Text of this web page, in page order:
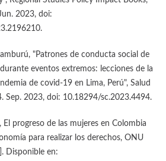
2023, doi:
"Patrones de conducta social de
eventos extremos: lecciones de la
de covid-19 en Lima, Perú", Salud
Sep. 2023, doi: 10.18294/sc.2023.4494.
progreso de las mujeres en Colombia
para realizar los derechos, ONU
Disponible en: